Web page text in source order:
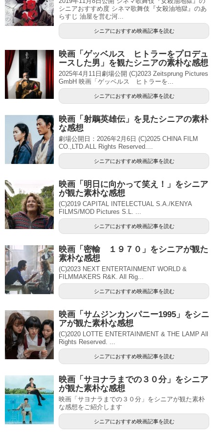
シニアおすすめ度 シネマ歌舞伎『女殺油地獄』のあ
らすじ 油屋を営む河...
シニアにおすすめ映画記事を読む
映画「ゲッベルス ヒトラーをプロデュ
ースした男」を観たシニアの素朴な感想
2025年4月11日劇場公開 (C)2023 Zeitsprung Pictures
GmbH 映画「ゲッベルス ヒトラーを...
シニアにおすすめ映画記事を読む
映画「射鵰英雄伝」を見たシニアの素朴
な感想
劇場公開日：2026年2月6日 (C)2025 CHINA FILM
CO.,LTD.ALL Rights Reserved....
シニアにおすすめ映画記事を読む
映画「明日に向かって笑え！」をシニア
が観た素朴な感想
(C)2019 CAPITAL INTELECTUAL S.A./KENYA
FILMS/MOD Pictures S.L. ...
シニアにおすすめ映画記事を読む
映画「密輸 １９７０」をシニアが観た
素朴な感想
(C)2023 NEXT ENTERTAINMENT WORLD &
FILMMAKERS R&K. All Rig...
シニアにおすすめ映画記事を読む
映画「サムジンカンパニー1995」をシニ
アが観た素朴な感想
(C)2020 LOTTE ENTERTAINMENT & THE LAMP All
Rights Reserved. ...
シニアにおすすめ映画記事を読む
映画「サヨナラまでの３０分」をシニア
が観た素朴な感想
映画「サヨナラまでの３０分」をシニアが観た素朴
な感想をご紹介します
シニアにおすすめ映画記事を読む